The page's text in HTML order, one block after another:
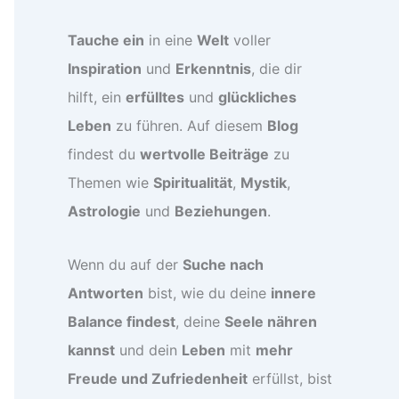
Tauche ein in eine Welt voller
Inspiration und Erkenntnis, die dir
hilft, ein erfülltes und glückliches
Leben zu führen. Auf diesem Blog
findest du wertvolle Beiträge zu
Themen wie Spiritualität, Mystik,
Astrologie und Beziehungen.
Wenn du auf der Suche nach
Antworten bist, wie du deine innere
Balance findest, deine Seele nähren
kannst und dein Leben mit mehr
Freude und Zufriedenheit erfüllst, bist